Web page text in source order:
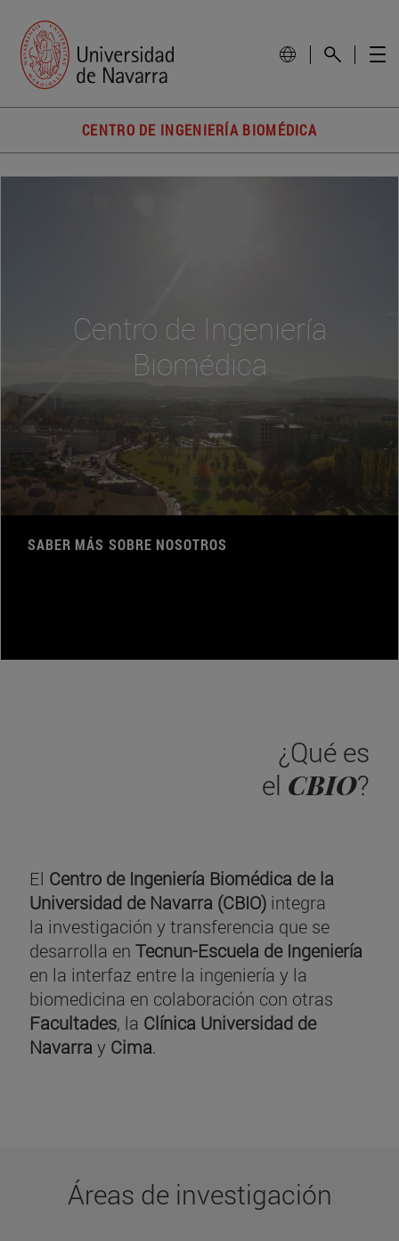
CENTRO DE INGENIERÍA BIOMÉDICA
Centro de Ingeniería
Biomédica
SABER MÁS SOBRE NOSOTROS
¿Qué es
el CBIO?
El Centro de Ingeniería Biomédica de la
Universidad de Navarra (CBIO) integra
la investigación y transferencia que se
desarrolla en Tecnun-Escuela de Ingeniería
en la interfaz entre la ingeniería y la
biomedicina en colaboración con otras
Facultades, la Clínica Universidad de
Navarra y Cima.
Áreas de investigación